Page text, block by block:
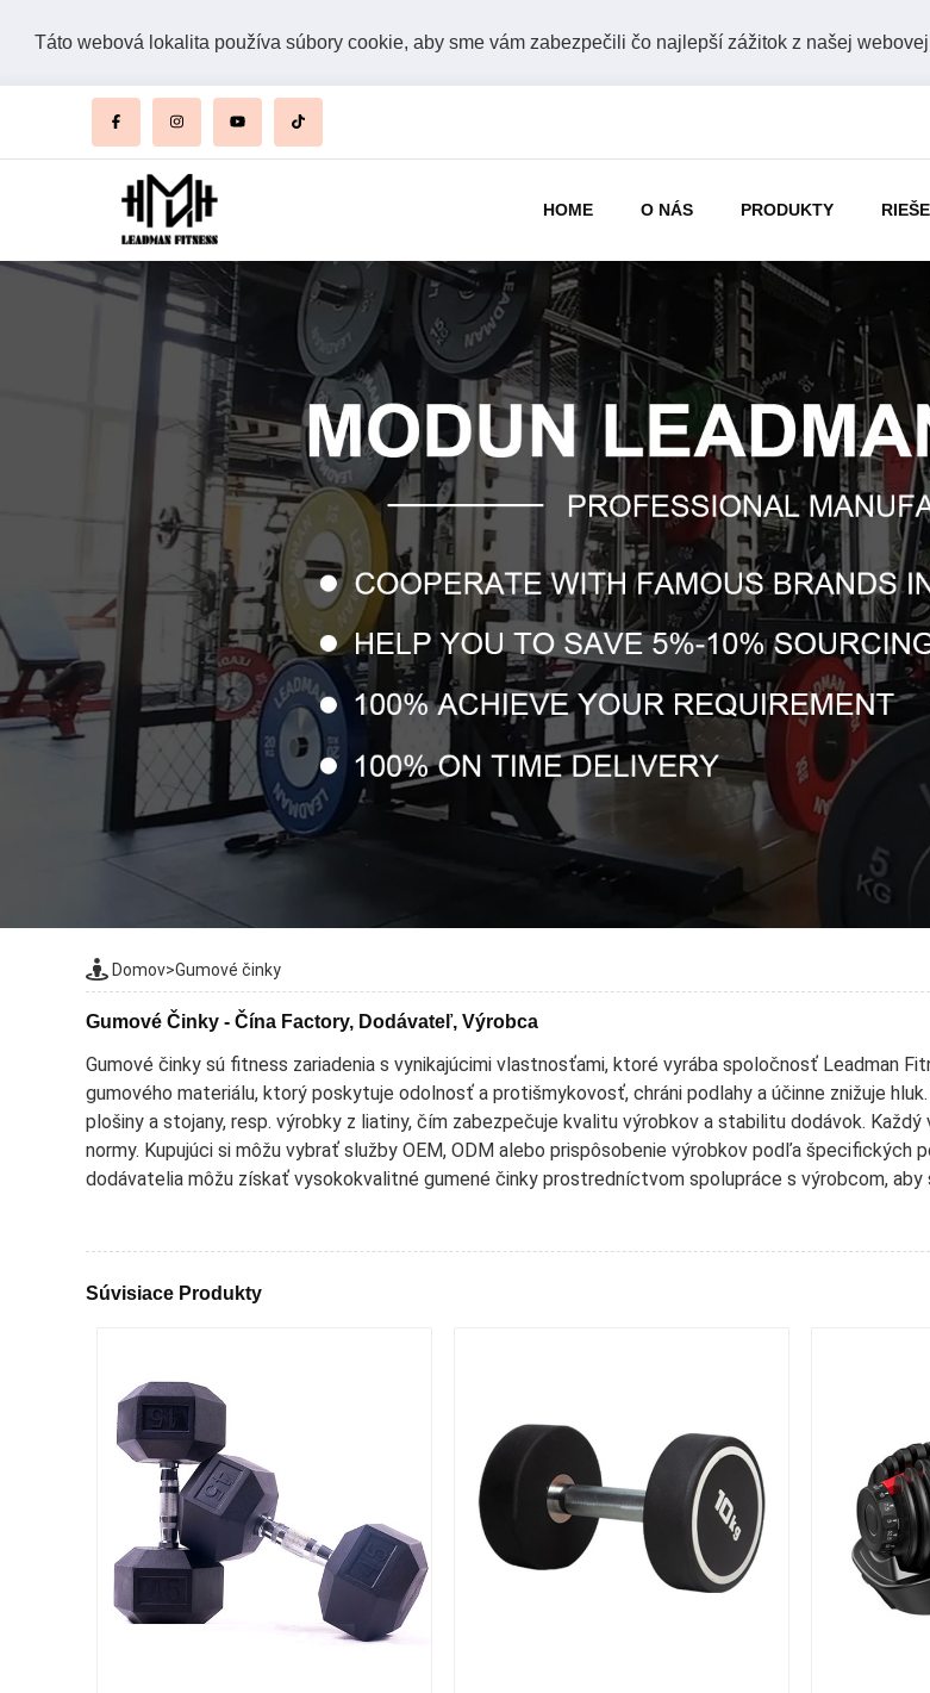
Táto webová lokalita používa súbory cookie, aby sme vám zabezpečili čo najlepší zážitok z našej
HOME O NÁS PRODUKTY
Domov>Gumové činky
Gumové Činky - Čína Factory, Dodávateľ, Výrobca
Gumové činky sú fitness zariadenia s vynikajúcimi vlastnosťami, ktoré vyrába spoločnosť Leadman
gumového materiálu, ktorý poskytuje odolnosť a protišmykovosť, chráni podlahy a účinne znižuje
plošiny a stojany, resp. výrobky z liatiny, čím zabezpečuje kvalitu výrobkov a stabilitu dodávok.
normy. Kupujúci si môžu vybrať služby OEM, ODM alebo prispôsobenie výrobkov podľa
dodávatelia môžu získať vysokokvalitné gumené činky prostredníctvom spolupráce s výrobcom, aby
Súvisiace Produkty